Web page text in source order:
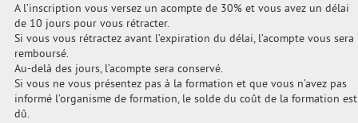
A l’inscription vous versez un acompte de 30% et vous avez un délai
de 10 jours pour vous rétracter.
Si vous vous rétractez avant l’expiration du délai, l’acompte vous sera
remboursé.
Au-delà des jours, l’acompte sera conservé.
Si vous ne vous présentez pas à la formation et que vous n’avez pas
informé l’organisme de formation, le solde du coût de la formation est
dû.